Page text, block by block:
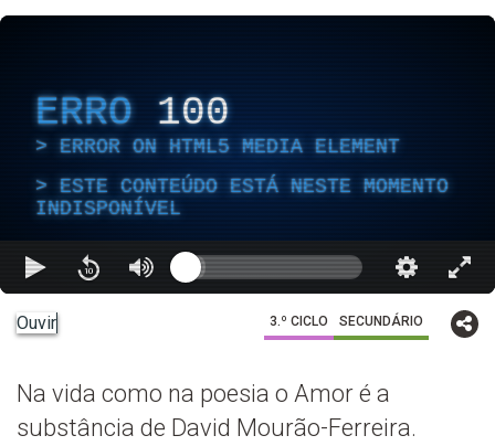
ERRO 100
ERROR ON HTML5 MEDIA ELEMENT
ESTE CONTEÚDO ESTÁ NESTE MOMENTO
INDISPONÍVEL
Ouvir 3.º CICLO SECUNDÁRIO
Na vida como na poesia o Amor é a
substância de David Mourão-Ferreira.